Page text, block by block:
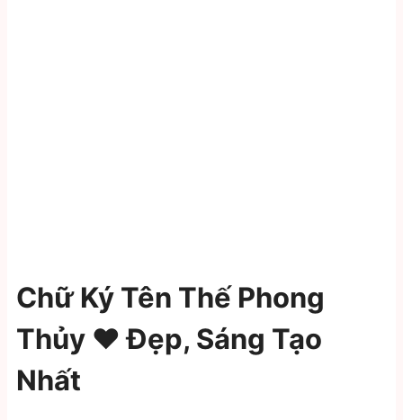
Chữ Ký Tên Thế Phong
Thủy ❤️️ Đẹp, Sáng Tạo
Nhất